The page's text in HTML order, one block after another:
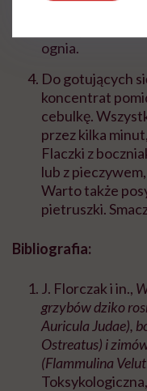
ognia.
Do gotujących
koncentrat
cebulkę.
przez kilka
Flaczki z
lub z
Warto także
pietruszki.
Bibliografia:
J. Florczak i in.,
grzybów dziko
Auricula Judae),
Ostreatus) i
(Flammulina